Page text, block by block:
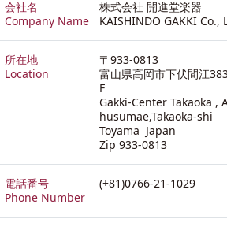
会社名
Company Name
株式会社 開進堂楽器
KAISHINDO GAKKI Co.,
所在地
Location
〒933-0813
富山県高岡市下伏間江
F
Gakki-Center Takaoka ,
husumae,Takaoka-shi
Toyama Japan
Zip 933-0813
電話番号
Phone Number
(+81)0766-21-1029